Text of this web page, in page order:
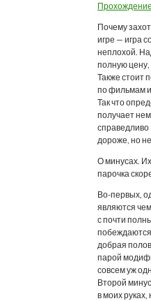
Прохождение
Почему
игре — игра
неплохой.
полную цену,
Также стоит
по фильмам
Так что
получает
справедливо
дороже, но
О минусах.
парочка
Во-первых,
являются
с почти
добрая
парой
совсем уж
Второй
в моих